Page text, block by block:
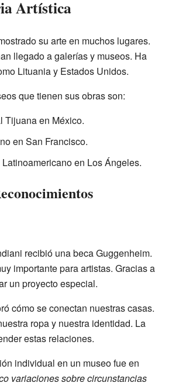
Artística
su arte en muchos lugares.
llegado a galerías y museos. Ha
Lituania y Estados Unidos.
que tienen sus obras son:
Tijuana en México.
en San Francisco.
en Los Ángeles.
recibió una beca Guggenheim.
importante para artistas. Gracias a
un proyecto especial.
cómo se conectan nuestras casas.
ropa y nuestra identidad. La
estas relaciones.
individual en un museo fue en
variaciones sobre circunstancias